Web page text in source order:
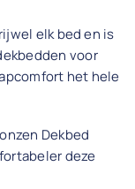
elk bed en is
voor
het hele
Dekbed
deze